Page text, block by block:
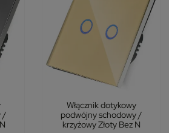
/
Włącznik dotykowy
podwójny schodowy /
krzyżowy Złoty Bez N